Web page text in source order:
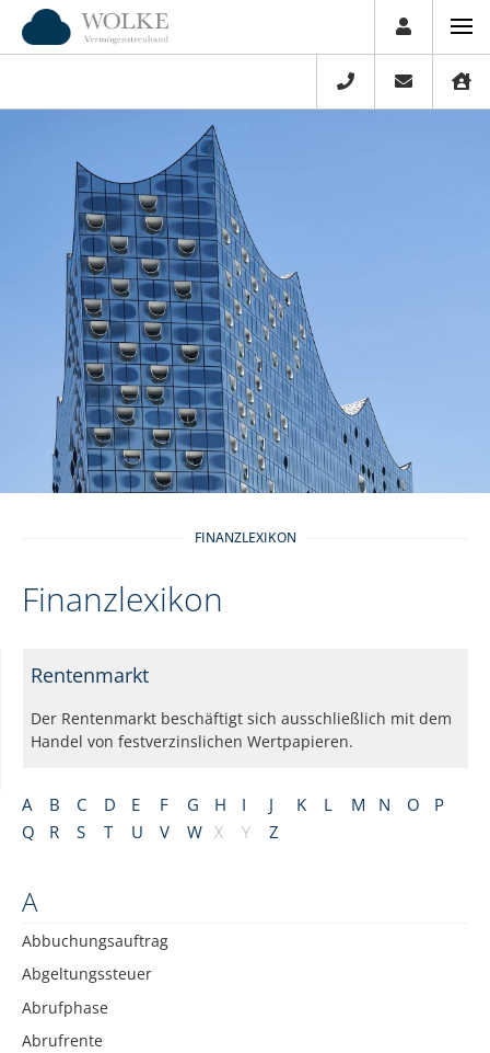
FINANZLEXIKON
Finanzlexikon
A B C D E F G H I J K L M N O
P
Q
R S T U V W X Y Z
A
Abbuchungsauftrag
Abgeltungssteuer
Abrufphase
Abrufrente
Rentenmarkt
Der Rentenmarkt beschäftigt sich ausschließlich mit dem
Handel von festverzinslichen Wertpapieren.